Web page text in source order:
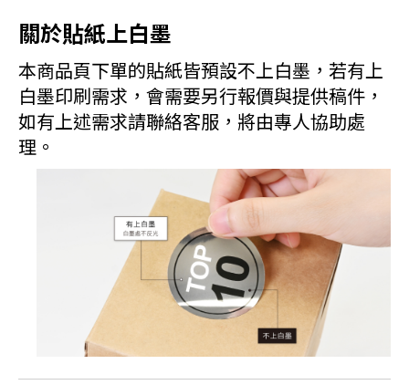
關於貼紙上白墨
本商品頁下單的貼紙皆預設不上白墨，若有上
白墨印刷需求，會需要另行報價與提供稿件，
如有上述需求請聯絡客服，將由專人協助處
理。